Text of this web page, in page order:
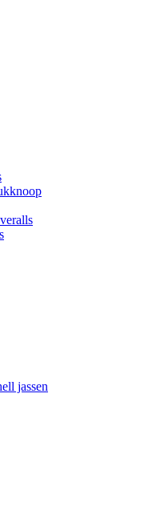
jassen